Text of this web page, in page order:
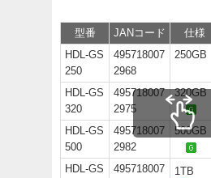
型番 JANコード 仕様
HDL-GS
250
495718007
2968
250GB
HDL-GS
320
495718007
2975
320GB
HDL-GS
500
495718007
2982
500GB
HDL-GS
495718007
1TB